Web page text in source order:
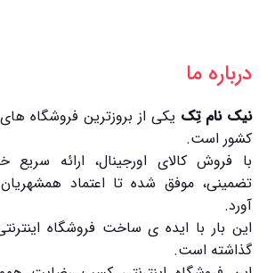
درباره ما
نیک نام تِک یکی از بروزترین فروشگاه
کشور است.
با فروش کالای اورجینال، ارائه
تضمینی، موفق شده تا اعتماد
آورد.
این بار با ایده ی ساخت فروشگاه
گذاشته است.